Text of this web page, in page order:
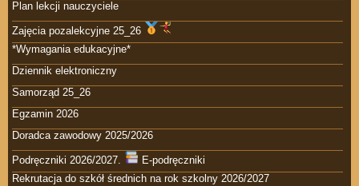
Plan lekcji nauczyciele
Zajęcia pozalekcyjne 25_26
*Wymagania edukacyjne*
Dziennik elektroniczny
Samorząd 25_26
Egzamin 2026
Doradca zawodowy 2025/2026
Podręczniki 2026/2027.
E-podręczniki
Rekrutacja do szkół średnich na rok szkolny 2026/2027